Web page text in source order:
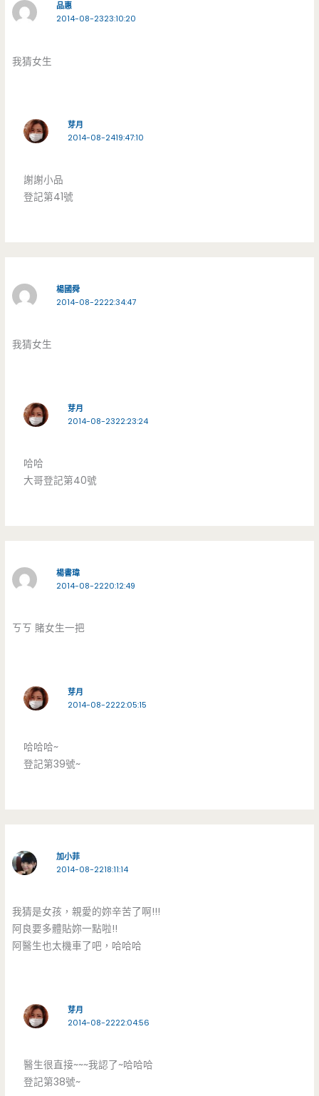
品惠
2014-08-2323:10:20
我猜女生
芽月
2014-08-2419:47:10
謝謝小品
登記第41號
楊國舜
2014-08-2222:34:47
我猜女生
芽月
2014-08-2322:23:24
哈哈
大哥登記第40號
楊書瑋
2014-08-2220:12:49
ㄎㄎ 賭女生一把
芽月
2014-08-2222:05:15
哈哈哈~
登記第39號~
加小菲
2014-08-2218:11:14
我猜是女孩，親愛的妳辛苦了啊!!!
阿良要多體貼妳一點啦!!
阿醫生也太機車了吧，哈哈哈
芽月
2014-08-2222:04:56
醫生很直接~~~我認了~哈哈哈
登記第38號~